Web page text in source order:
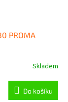
PROMA
Skladem
Do košíku